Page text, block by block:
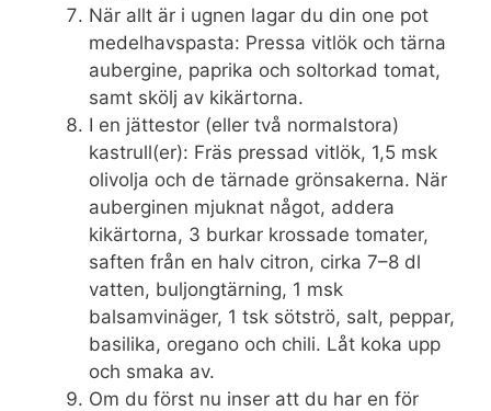
När allt är i ugnen lagar du din one pot
medelhavspasta: Pressa vitlök och tärna
aubergine, paprika och soltorkad tomat,
samt skölj av kikärtorna.
I en jättestor (eller två normalstora)
kastrull(er): Fräs pressad vitlök, 1,5 msk
olivolja och de tärnade grönsakerna. När
auberginen mjuknat något, addera
kikärtorna, 3 burkar krossade tomater,
saften från en halv citron, cirka 7–8 dl
vatten, buljongtärning, 1 msk
balsamvinäger, 1 tsk sötströ, salt, peppar,
basilika, oregano och chili. Låt koka upp
och smaka av.
Om du först nu inser att du har en för